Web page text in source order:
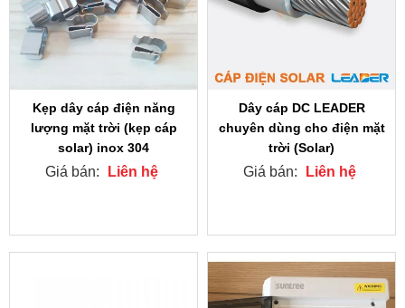
Kẹp dây cáp điện năng
lượng mặt trời (kẹp cáp
solar) inox 304
Giá bán: Liên hệ
Dây cáp DC LEADER
chuyên dùng cho điện mặt
trời (Solar)
Giá bán: Liên hệ